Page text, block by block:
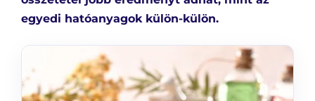
egyedi hatóanyagok külön-külön.